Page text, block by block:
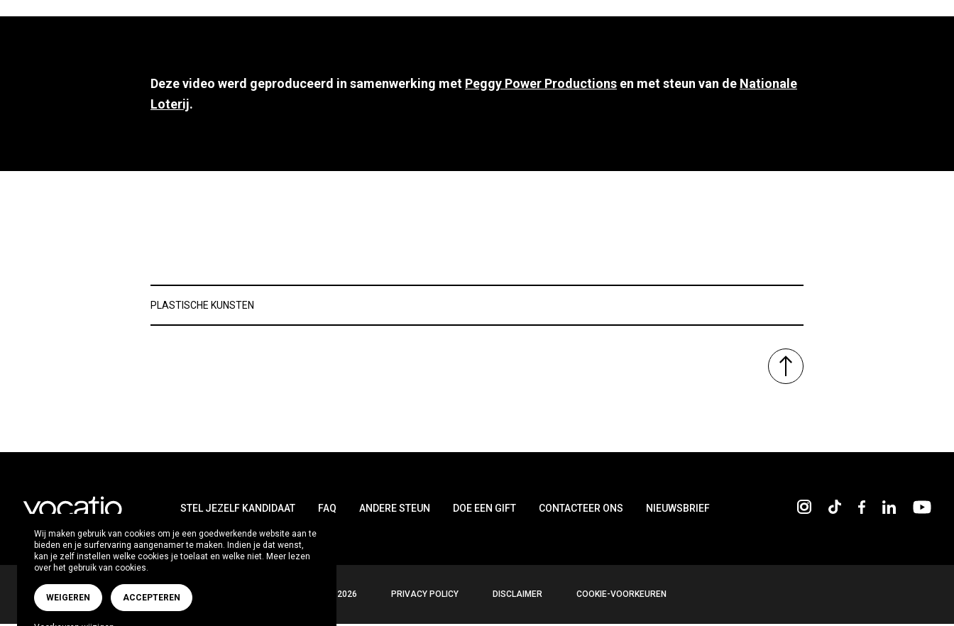
Deze video werd geproduceerd in samenwerking met Peggy Power Productions en met steun van de Nationale
Loterij.
PLASTISCHE KUNSTEN
STEL JEZELF KANDIDAAT FAQ ANDERE STEUN DOE EEN GIFT CONTACTEER ONS NIEUWSBRIEF
2026 PRIVACY POLICY DISCLAIMER COOKIE-VOORKEUREN
Wij maken gebruik van cookies om je een goedwerkende website aan te
bieden en je surfervaring aangenamer te maken. Indien je dat wenst,
kan je zelf instellen welke cookies je toelaat en welke niet. Meer lezen
over het gebruik van cookies.
WEIGEREN ACCEPTEREN